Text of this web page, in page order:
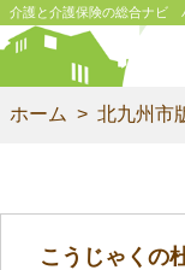
介護と介護保険の総合ナビ
ホーム 北九州市
こうじゃくの